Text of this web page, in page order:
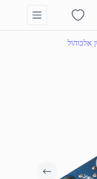
Shopping